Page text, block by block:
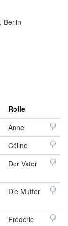
, Berlin
Rolle
Anne
Céline
Der Vater
Die Mutter
Frédéric